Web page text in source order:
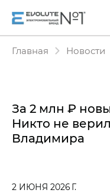
Главная Новости
За 2 млн ₽
Никто не
Владимира
2 ИЮНЯ 2026 Г.